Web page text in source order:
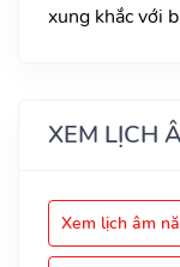
xung khắc với
XEM LỊCH
Xem lịch âm